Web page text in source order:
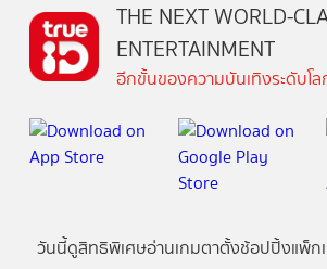
THE NEXT WORLD-
ENTERTAINMENT
อีกขั้นของความบันเทิงระดับโ
วันนี้ดูสิทธิพิเศษอ่านเกมตาตั้งช้อปปิ้งแพ็ก